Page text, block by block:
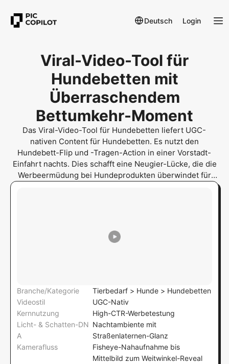
Deutsch Login
Viral-Video-Tool für
Hundebetten mit
Überraschendem
Bettumkehr-Moment
Das Viral-Video-Tool für Hundebetten liefert UGC-
nativen Content für Hundebetten. Es nutzt den
Hundebett-Flip und -Tragen-Action in einer Vorstadt-
Einfahrt nachts. Dies schafft eine Neugier-Lücke, die die
Werbeermüdung bei Hundeprodukten überwindet für
High-CTR-Werbetestung auf TikTok. Das Nachtambiente
Branche/Kategorie
Tierbedarf > Hunde > Hundebetten
Videostil
UGC-Nativ
Kernnutzung
High-CTR-Werbetestung
Licht- & Schatten-DN
A
Nachtambiente mit
Straßenlaternen-Glanz
Kamerafluss
Fisheye-Nahaufnahme bis
Mittelbild zum Weitwinkel-Reveal